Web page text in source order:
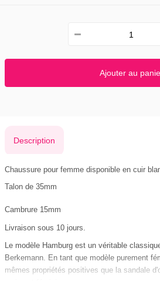
Ajouter au
Description
Chaussure pour femme disponible en cuir
Talon de 35mm
Cambrure 15mm
Livraison sous 10 jours.
Le modèle Hamburg est un véritable
Berkemann. En tant que modèle purement
mêmes propriétés positives que la sandale